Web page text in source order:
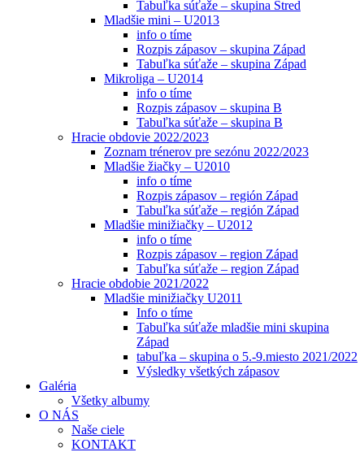
Tabuľka súťaže – skupina Stred
Mladšie mini – U2013
info o tíme
Rozpis zápasov – skupina Západ
Tabuľka súťaže – skupina Západ
Mikroliga – U2014
info o tíme
Rozpis zápasov – skupina B
Tabuľka súťaže – skupina B
Hracie obdovie 2022/2023
Zoznam trénerov pre sezónu 2022/2023
Mladšie žiačky – U2010
info o tíme
Rozpis zápasov – región Západ
Tabuľka súťaže – región Západ
Mladšie minižiačky – U2012
info o tíme
Rozpis zápasov – region Západ
Tabuľka súťaže – region Západ
Hracie obdobie 2021/2022
Mladšie minižiačky U2011
Info o tíme
Tabuľka súťaže mladšie mini skupina
Západ
tabuľka – skupina o 5.-9.miesto 2021/2022
Výsledky všetkých zápasov
Galéria
Všetky albumy
O NÁS
Naše ciele
KONTAKT